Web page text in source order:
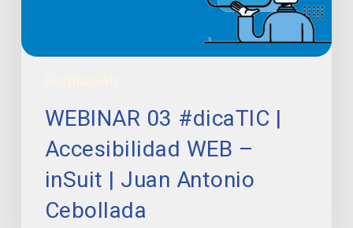
Antonio
Cebollada
WEBINAR 03 #dicaTIC |
Accesibilidad WEB –
inSuit | Juan Antonio
Cebollada